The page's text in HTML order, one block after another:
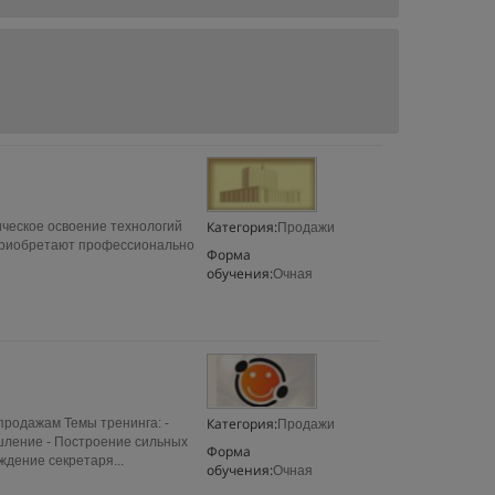
Категория: Продажи
Форма
обучения:Очная
освоение технологий
профессионально
Категория: Продажи
Форма
обучения:Очная
Темы тренинга: -
- Построение сильных
секретаря...